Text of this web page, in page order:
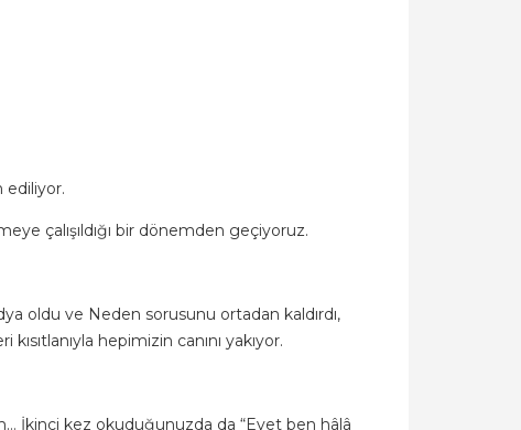
ediliyor.
çalışıldığı bir dönemden geçiyoruz.
oldu ve Neden sorusunu ortadan kaldırdı,
hepimizin canını yakıyor.
İkinci kez okuduğunuzda da “Evet ben hâlâ